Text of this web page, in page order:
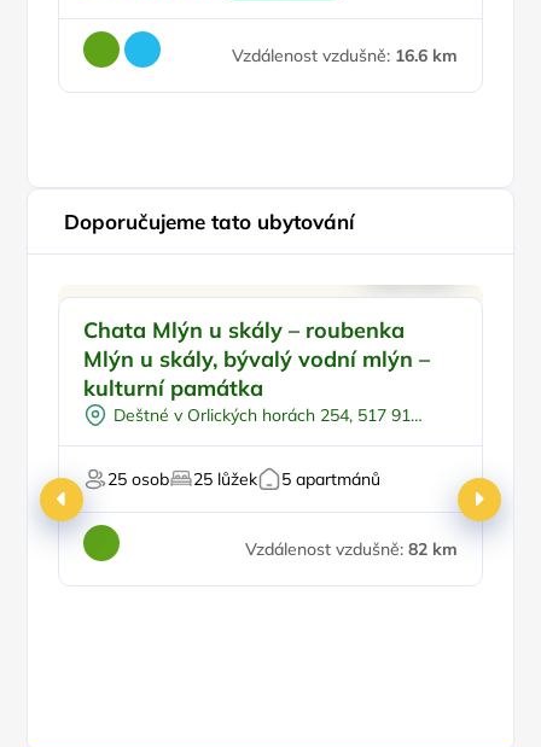
Vzdálenost vzdušně: 16.6 km
Doporučujeme tato ubytování
Chata Mlýn u skály – roubenka
Mlýn u skály, bývalý vodní mlýn –
kulturní památka
Deštné v Orlických horách 254, 517 91
25 osob
25 lůžek 5 apartmánů
Vzdálenost vzdušně: 82 km